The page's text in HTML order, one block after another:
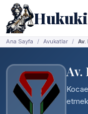
Hukuki
Ana Sayfa Avukatlar Av.
Av.